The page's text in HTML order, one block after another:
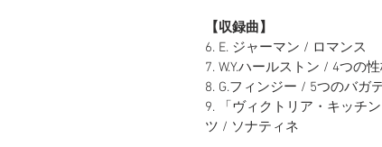
【収録曲】
6. E. ジャーマン / ロマンス
7. W.Y.ハールストン / 4つの
8. G.フィンジー / 5つのバガ
9. 「ヴィクトリア・キッチ
ツ / ソナティネ